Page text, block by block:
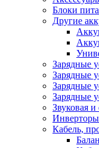
Блоки
Другие
Зарядные
Зарядные
Зарядные
Зарядные
Звуковая и
Инверторы
Кабель,